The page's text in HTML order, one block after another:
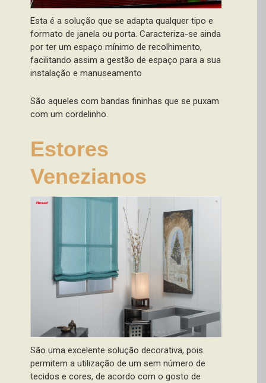
Esta é a solução que se adapta qualquer tipo e
formato de janela ou porta. Caracteriza-se ainda
por ter um espaço mínimo de recolhimento,
facilitando assim a gestão de espaço para a sua
instalação e manuseamento
São aqueles com bandas fininhas que se puxam
com um cordelinho.
Estores
Venezianos
São uma excelente solução decorativa, pois
permitem a utilização de um sem número de
tecidos e cores, de acordo com o gosto de